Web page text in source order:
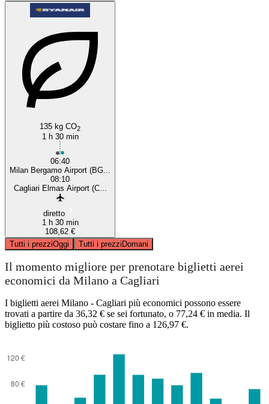
135 kg CO2
1 h 30 min
06:40
Milan Bergamo Airport (BG...
08:10
Cagliari Elmas Airport (C...
diretto
1 h 30 min
108,62 €
Tutti i prezziOggi Tutti i prezziDomani
Il momento migliore per prenotare biglietti aerei
economici da Milano a Cagliari
I biglietti aerei Milano - Cagliari più economici possono essere
trovati a partire da 36,32 € se sei fortunato, o 77,24 € in media. Il
biglietto più costoso può costare fino a 126,97 €.